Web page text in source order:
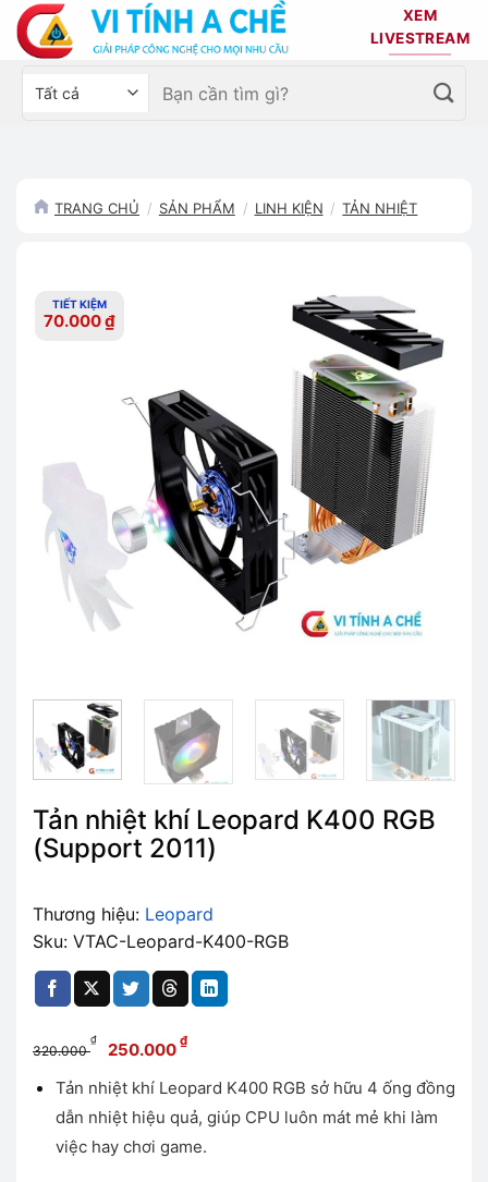
Bỏ
qua
nội
dung
XEM
LIVESTREAM
Chọn
Tìm
kiếm:
TRANG CHỦ / SẢN PHẨM / LINH KIỆN / TẢN NHIỆT
TIẾT KIỆM
70.000₫
Tản nhiệt khí Leopard K400 RGB
(Support 2011)
Thương hiệu: Leopard
Sku: VTAC-Leopard-K400-RGB
320.000
₫
Giá
là:
320.000 ₫.
250.000 ₫Giá
tại
là:
250.000 ₫.
Tản nhiệt khí Leopard K400 RGB sở hữu 4 ống đồng
dẫn nhiệt hiệu quả, giúp CPU luôn mát mẻ khi làm
việc hay chơi game.